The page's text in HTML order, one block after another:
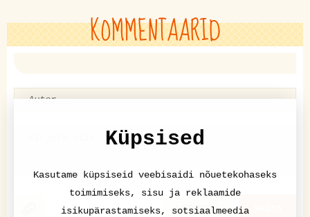
KOMMENTAARID
KATKESTA
Küpsised
Kasutame küpsiseid veebisaidi nõuetekohaseks
toimimiseks, sisu ja reklaamide
isikupärastamiseks, sotsiaalmeedia